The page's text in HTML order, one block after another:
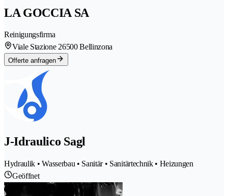
LA GOCCIA SA
Reinigungsfirma
Viale Stazione 26500 Bellinzona
Offerte anfragen
J-Idraulico Sagl
Hydraulik • Wasserbau • Sanitär • Sanitärtechnik • Heizungen
Geöffnet